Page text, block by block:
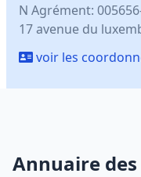
N Agrément:
17 avenue du
voir les
Annuaire